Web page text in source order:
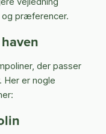
præferencer.
der passer
er nogle